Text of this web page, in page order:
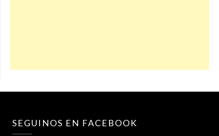
SEGUINOS EN FACEBOOK